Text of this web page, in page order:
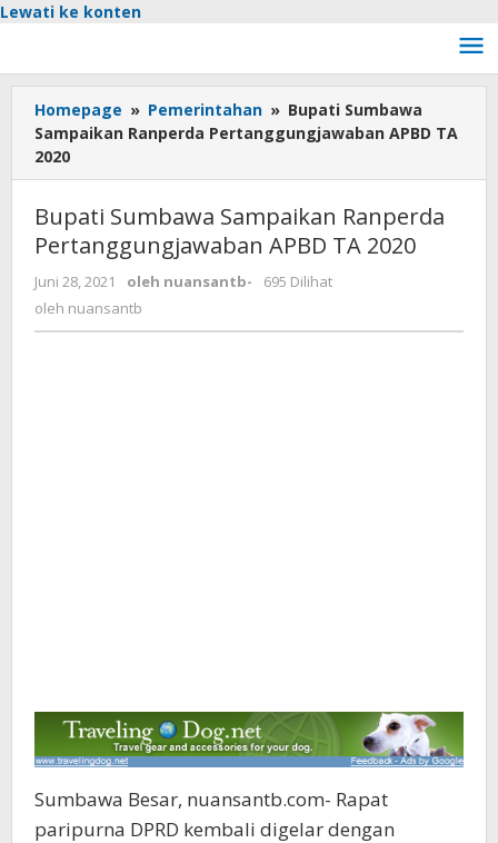
Lewati ke konten
Homepage » Pemerintahan » Bupati Sumbawa
Sampaikan Ranperda Pertanggungjawaban APBD TA
2020
Bupati Sumbawa Sampaikan Ranperda
Pertanggungjawaban APBD TA 2020
Juni 28, 2021 oleh nuansantb-
695 Dilihat
oleh nuansantb
Sumbawa Besar, nuansantb.com- Rapat
paripurna DPRD kembali digelar dengan